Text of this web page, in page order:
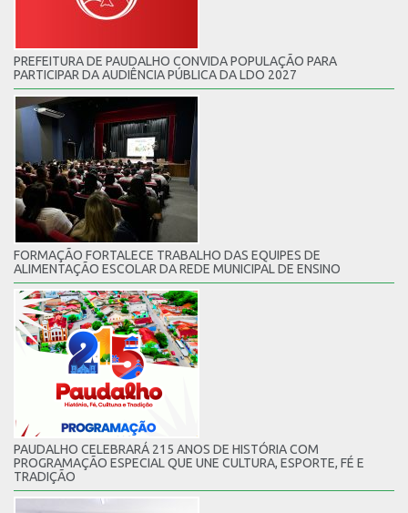
PREFEITURA DE PAUDALHO CONVIDA POPULAÇÃO PARA
PARTICIPAR DA AUDIÊNCIA PÚBLICA DA LDO 2027
FORMAÇÃO FORTALECE TRABALHO DAS EQUIPES DE
ALIMENTAÇÃO ESCOLAR DA REDE MUNICIPAL DE ENSINO
PAUDALHO CELEBRARÁ 215 ANOS DE HISTÓRIA COM
PROGRAMAÇÃO ESPECIAL QUE UNE CULTURA, ESPORTE, FÉ E
TRADIÇÃO